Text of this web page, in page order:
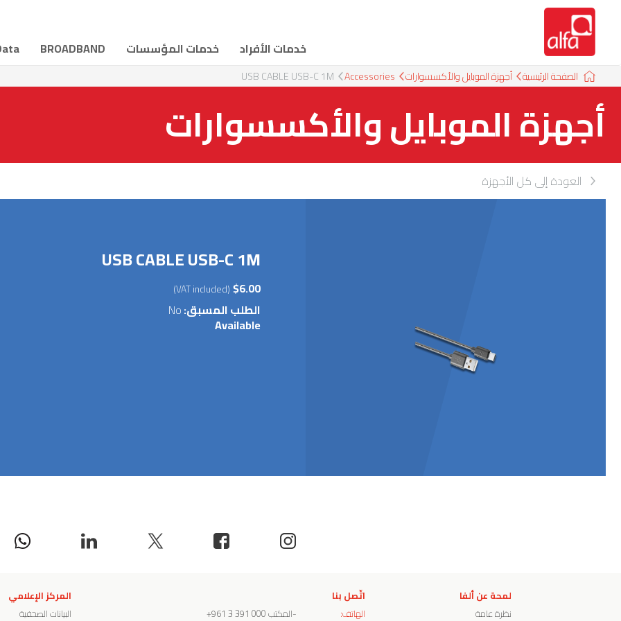
خدمات الأفراد خدمات المؤسسات BROADBAND
الصفحة الرئيسية أجهزة الموبايل والأكسسوارات Accessories
USB CABLE USB-C 1M
أجهزة الموبايل والأكسسوارات
العودة إلى كل الأجهزة
USB CABLE USB-C 1M
$6.00
(VAT included)
الطلب المسبق:No
Available
لمحة عن ألفا
نظرة عامة
اتّصل بنا
الهاتف:
-المكتب000 391 3 961+
المركز الإعلامي
البيانات الصحفية